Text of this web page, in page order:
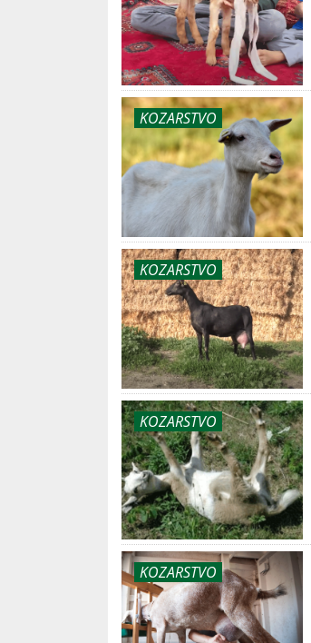
KOZARSTVO
KOZARSTVO
KOZARSTVO
KOZARSTVO